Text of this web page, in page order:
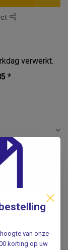
verwerkt.
*
van onze
korting op uw